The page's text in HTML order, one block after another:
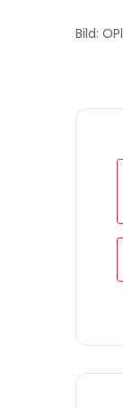
Bild: